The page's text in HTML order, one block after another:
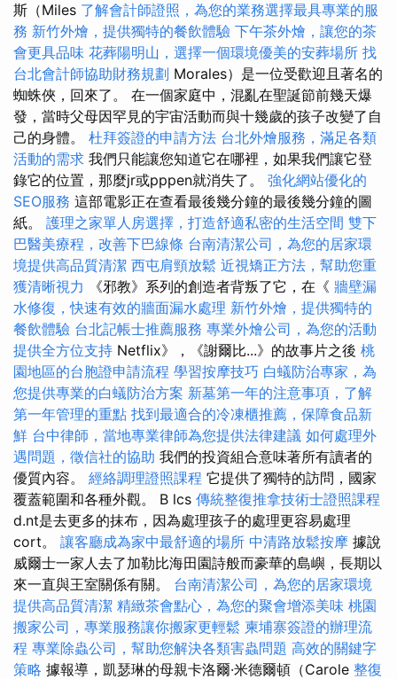
斯（Miles 了解會計師證照，為您的業務選擇最具專業的服
務 新竹外燴，提供獨特的餐飲體驗 下午茶外燴，讓您的茶
會更具品味 花葬陽明山，選擇一個環境優美的安葬場所 找
台北會計師協助財務規劃 Morales）是一位受歡迎且著名的
蜘蛛俠，回來了。 在一個家庭中，混亂在聖誕節前幾天爆
發，當時父母因罕見的宇宙活動而與十幾歲的孩子改變了自
己的身體。 杜拜簽證的申請方法 台北外燴服務，滿足各類
活動的需求 我們只能讓您知道它在哪裡，如果我們讓它登
錄它的位置，那麼jr或pppen就消失了。 強化網站優化的
SEO服務 這部電影正在查看最後幾分鐘的最後幾分鐘的圖
紙。 護理之家單人房選擇，打造舒適私密的生活空間 雙下
巴醫美療程，改善下巴線條 台南清潔公司，為您的居家環
境提供高品質清潔 西屯肩頸放鬆 近視矯正方法，幫助您重
獲清晰視力 《邪教》系列的創造者背叛了它，在《 牆壁漏
水修復，快速有效的牆面漏水處理 新竹外燴，提供獨特的
餐飲體驗 台北記帳士推薦服務 專業外燴公司，為您的活動
提供全方位支持 Netflix》，《謝爾比...》的故事片之後 桃
園地區的台胞證申請流程 學習按摩技巧 白蟻防治專家，為
您提供專業的白蟻防治方案 新墓第一年的注意事項，了解
第一年管理的重點 找到最適合的冷凍櫃推薦，保障食品新
鮮 台中律師，當地專業律師為您提供法律建議 如何處理外
遇問題，徵信社的協助 我們的投資組合意味著所有讀者的
優質內容。 經絡調理證照課程 它提供了獨特的訪問，國家
覆蓋範圍和各種外觀。 B lcs 傳統整復推拿技術士證照課程
d.nt是去更多的抹布，因為處理孩子的處理更容易處理
cort。 讓客廳成為家中最舒適的場所 中清路放鬆按摩 據說
威爾士一家人去了加勒比海田園詩般而豪華的島嶼，長期以
來一直與王室關係有關。 台南清潔公司，為您的居家環境
提供高品質清潔 精緻茶會點心，為您的聚會增添美味 桃園
搬家公司，專業服務讓你搬家更輕鬆 柬埔寨簽證的辦理流
程 專業除蟲公司，幫助您解決各類害蟲問題 高效的關鍵字
策略 據報導，凱瑟琳的母親卡洛爾·米德爾頓（Carole 整復